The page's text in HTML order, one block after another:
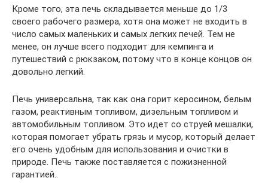
Кроме того, эта печь складывается меньше до 1/3
своего рабочего размера, хотя она может не входить в
число самых маленьких и самых легких печей. Тем не
менее, он лучше всего подходит для кемпинга и
путешествий с рюкзаком, потому что в конце концов он
довольно легкий.
Печь универсальна, так как она горит керосином, белым
газом, реактивным топливом, дизельным топливом и
автомобильным топливом. Это идет со струей мешалки,
которая помогает убрать грязь и мусор, который делает
его очень удобным для использования и очистки в
природе. Печь также поставляется с пожизненной
гарантией..